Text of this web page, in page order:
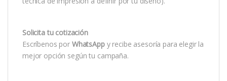
Solicita tu cotización
Escríbenos por WhatsAppy recibe asesoría para elegir la
mejor opción según tu campaña.